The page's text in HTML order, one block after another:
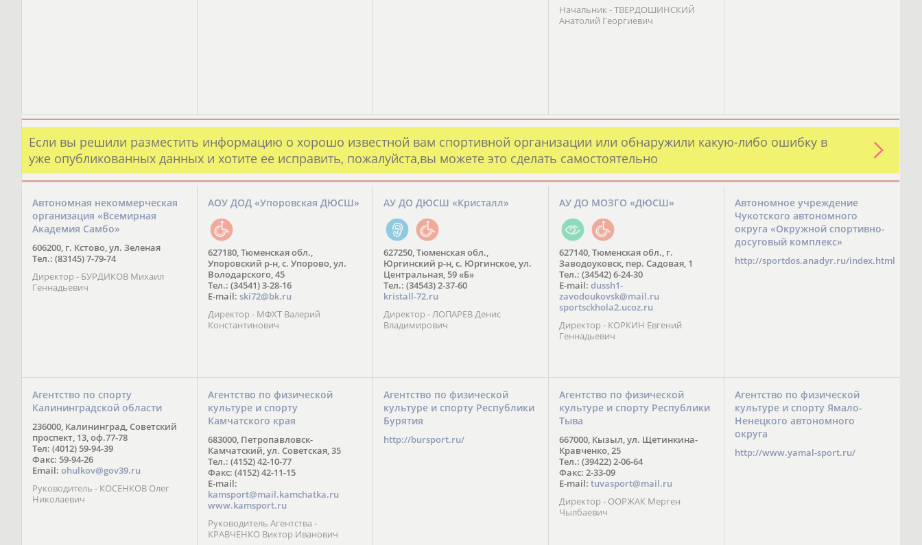
Начальник - ТВЕРДОШИНСКИЙ
Анатолий Георгиевич
Если вы решили разместить информацию о хорошо известной вам спортивной организации или обнаружили какую-либо ошибку в
уже опубликованных данных и хотите ее исправить, пожалуйста,вы можете это сделать самостоятельно
Автономная некоммерческая
организация «Всемирная
Академия Самбо»
606200, г. Кстово, ул. Зеленая
Тел.: (83145) 7-79-74
Директор - БУРДИКОВ Михаил
Геннадьевич
АОУ ДОД «Упоровская ДЮСШ»
627180, Тюменская обл.,
Упоровский р-н, с. Упорово, ул.
Володарского, 45
Тел.: (34541) 3-28-16
E-mail: ski72@bk.ru
Директор - МФХТ Валерий
Константинович
АУ ДО ДЮСШ «Кристалл»
627250, Тюменская обл.,
Юргинский р-н, с. Юргинское, ул.
Центральная, 59 «Б»
Тел.: (34543) 2-37-60
kristall-72.ru
Директор - ЛОПАРЕВ Денис
Владимирович
АУ ДО МОЗГО «ДЮСШ»
627140, Тюменская обл., г.
Заводоуковск, пер. Садовая, 1
Тел.: (34542) 6-24-30
​E-mail: dussh1-
zavodoukovsk@mail.ru
sportsckhola2.ucoz.ru
Директор - КОРКИН Евгений
Геннадьевич
Автономное учреждение
Чукотского автономного
округа «Окружной спортивно-
досуговый комплекс»
http://sportdos.anadyr.ru/index.html
Агентство по спорту
Калининградской области
236000, Калининград, Советский
проспект, 13, оф.77-78
Тел: (4012) 59-94-39
Факс: 59-94-26
Email: ohulkov@gov39.ru
Руководитель - КОСЕНКОВ Олег
Николаевич
Агентство по физической
культуре и спорту
Камчатского края
683000, Петропавловск-
Камчатский, ул. Советская, 35
Тел.: (4152) 42-10-77
Факс: (4152) 42-11-15
E-mail:
kamsport@mail.kamchatka.ru
www.kamsport.ru
Руководитель Агентства -
КРАВЧЕНКО Виктор Иванович
Агентство по физической
культуре и спорту Республики
Бурятия
http://bursport.ru/
Агентство по физической
культуре и спорту Республики
Тыва
667000, Кызыл, ул. Щетинкина-
Кравченко, 25
Тел.: (39422) 2-06-64
Факс: 2-33-09
E-mail: tuvasport@mail.ru
Директор - ООРЖАК Мерген
Чылбаевич
Агентство по физической
культуре и спорту Ямало-
Ненецкого автономного
округа
http://www.yamal-sport.ru/